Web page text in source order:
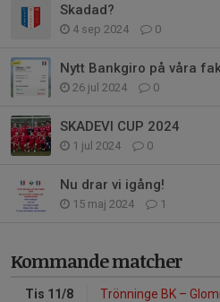
Skadad?
4 sep 2024 0
Nytt Bankgiro på våra
26 jul 2024 0
SKADEVI CUP 2024
1 jul 2024 0
Nu drar vi igång!
15 maj 2024 1
Kommande matcher
Tis 11/8 Trönninge BK –